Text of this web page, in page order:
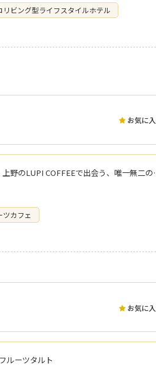
ビング型ライフスタイルホテル
お気に
8種の無花果が織
カフェ
お気に
ルーツタルト